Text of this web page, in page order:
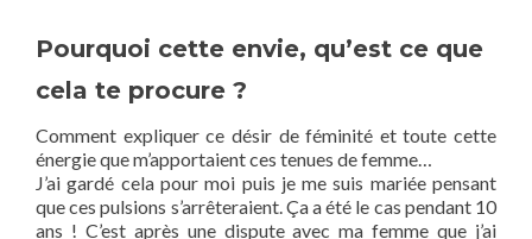
Pourquoi cette envie, qu’est ce que
cela te procure ?
Comment expliquer ce désir de féminité et toute cette
énergie que m’apportaient ces tenues de femme…
J’ai gardé cela pour moi puis je me suis mariée pensant
que ces pulsions s’arrêteraient. Ça a été le cas pendant 10
ans ! C’est après une dispute avec ma femme que j’ai